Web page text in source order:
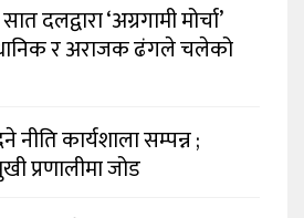
दलद्वारा ‘अग्रगामी मोर्चा’
र अराजक ढंगले चलेको
नीति कार्यशाला सम्पन्न ;
प्रणालीमा जोड